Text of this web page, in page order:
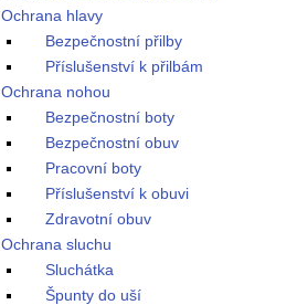
Ochrana hlavy
Bezpečnostní přilby
Příslušenství k přilbám
Ochrana nohou
Bezpečnostní boty
Bezpečnostní obuv
Pracovní boty
Příslušenství k obuvi
Zdravotní obuv
Ochrana sluchu
Sluchátka
Špunty do uší